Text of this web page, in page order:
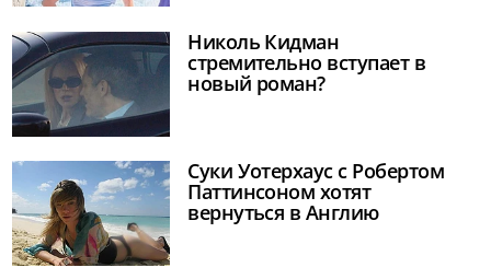
Николь Кидман
стремительно вступает в
новый роман?
Суки Уотерхаус с Робертом
Паттинсоном хотят
вернуться в Англию